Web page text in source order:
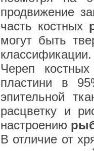
продвижение
часть костных
могут быть
классификации.
Череп
пластини в
эпительной
расцветку и
настроению
В отличие от